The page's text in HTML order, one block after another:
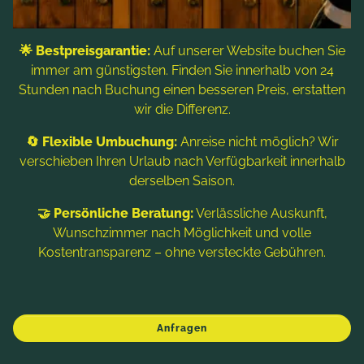
Alpe Adria Küche nach den Elementen im Hotel
Als zertifizierter Kärntner Genusswirt stehen wir
für strenge Qualitätskontrollen bei Herkunft und
Einkauf unserer Zutaten. Unsere Produkte
stammen direkt von ausgewählten Landwirten
und Produzenten der Region Nockberge und
des Alpe-Adria-Raums – kontrolliert, transparent
und nachhaltig.
🌟 Bestpreisgarantie:Auf unserer Website buchen Sie
immer am günstigsten. Finden Sie innerhalb von 24
Stunden nach Buchung einen besseren Preis, erstatten
wir die Differenz.
🔄 Flexible Umbuchung:Anreise nicht möglich? Wir
verschieben Ihren Urlaub nach Verfügbarkeit innerhalb
derselben Saison.
🤝 Persönliche Beratung:Verlässliche Auskunft,
Wunschzimmer nach Möglichkeit und volle
Kostentransparenz – ohne versteckte Gebühren.
Anfragen